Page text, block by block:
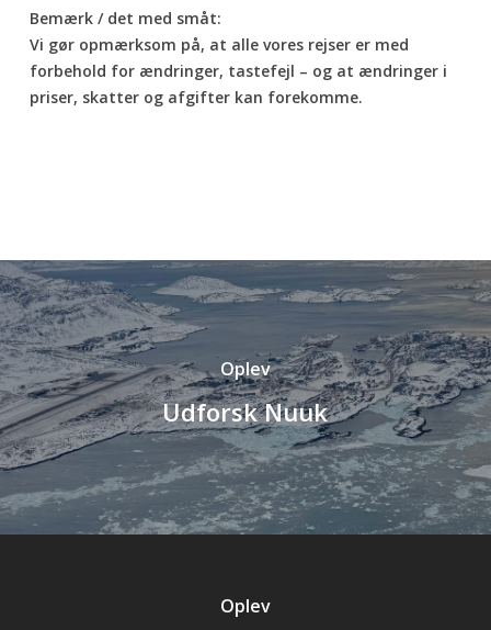
Bemærk / det med småt:
Vi gør opmærksom på, at alle vores rejser er med
forbehold for ændringer, tastefejl – og at ændringer i
priser, skatter og afgifter kan forekomme.
Oplev
Udforsk Nuuk
Oplev